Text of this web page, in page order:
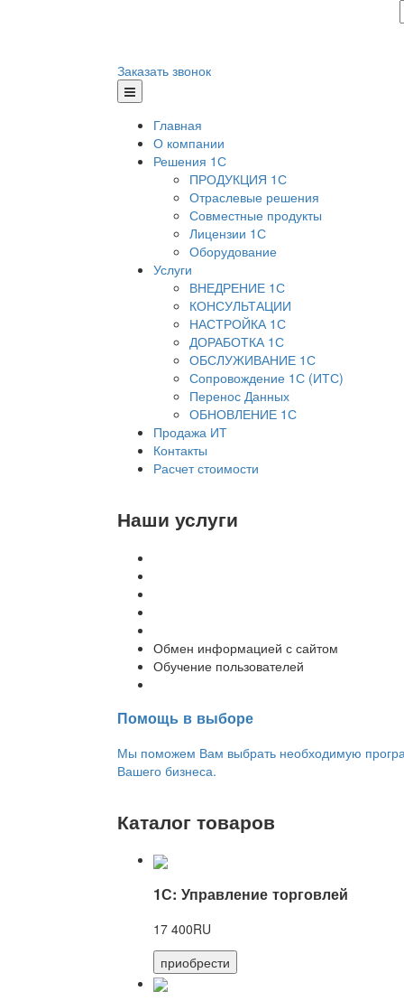
Заказать звонок
Главная
О компании
Решения 1С
ПРОДУКЦИЯ 1С
Отраслевые решения
Совместные продукты
Лицензии 1С
Оборудование
Услуги
ВНЕДРЕНИЕ 1С
КОНСУЛЬТАЦИИ
НАСТРОЙКА 1С
ДОРАБОТКА 1С
ОБСЛУЖИВАНИЕ 1С
Сопровождение 1С (ИТС)
Перенос Данных
ОБНОВЛЕНИЕ 1С
Продажа ИТ
Контакты
Расчет стоимости
Наши услуги
Обмен информацией с сайтом
Обучение пользователей
Помощь в выборе
Мы поможем Вам выбрать необходимую
Вашего бизнеса.
Каталог товаров
1С: Управление торговлей
17 400RU
приобрести